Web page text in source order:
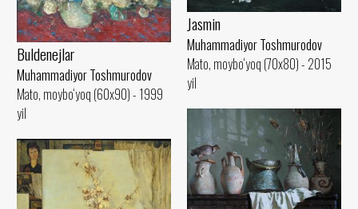
Jasmin
Muhammadiyor Toshmurodov
Mato, moybo‘yoq (70x80) - 2015
yil
Buldenejlar
Muhammadiyor Toshmurodov
Mato, moybo‘yoq (60x90) - 1999
yil